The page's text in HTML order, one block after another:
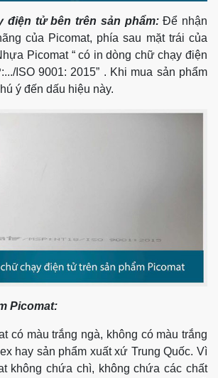
điện tử bên trên sản phẩm:Để nhận
của Picomat, phía sau mặt trái của
Picomat “ có in dòng chữ chạy điện
ISO 9001: 2015” . Khi mua sản phẩm
ý đến dấu hiệu này.
Picomat:
có màu trắng ngà, không có màu trắng
hay sản phẩm xuất xứ Trung Quốc. Vì
không chứa chì, không chứa các chất